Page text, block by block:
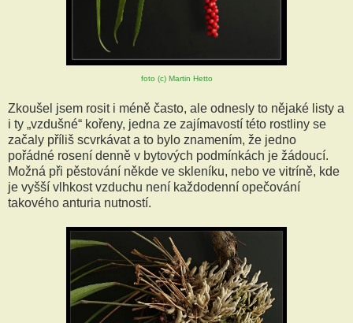
foto (c) Martin Hetto
Zkoušel jsem rosit i méně často, ale odnesly to nějaké listy a
i ty „vzdušné“ kořeny, jedna ze zajímavostí této rostliny se
začaly příliš scvrkávat a to bylo znamením, že jedno
pořádné rosení denně v bytových podmínkách je žádoucí.
Možná při pěstování někde ve skleníku, nebo ve vitríně, kde
je vyšší vlhkost vzduchu není každodenní opečování
takového anturia nutností.